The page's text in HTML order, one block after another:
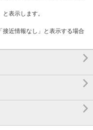
表示します。
接近情報なし」と表示する場合


